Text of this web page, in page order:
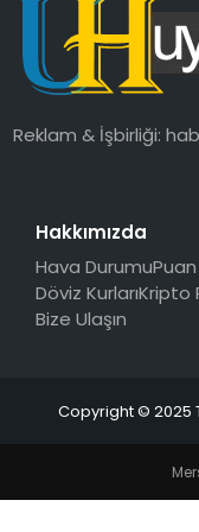
SAĞLIK
MAGAZIN
Reklam & İşbirliği:
Hakkımızda
Hava Durumu
Döviz KurlarıKripto
Bize Ulaşın
Copyright © 2025